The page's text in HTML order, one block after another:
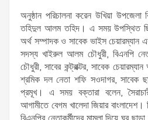
অনুষ্ঠান পরিচালনা করেন উখিয়া
তহিদুল আলম তহিদ। এ সময় উপস্থিত
অর্থ সম্পাদক ও সাবেক ভাইস
সদস্য খাইরুল আলম চৌধুরী, বিএনপি
চৌধুরী, সাবের কন্ট্রাক্টর, সাবেক
শ্রমিক দল নেতা শফি সওদাগর, সাবেক
প্রমূখ। এ সময় বক্তারা বলেন,
আগামীতে বেগম খালেদা জিয়ার